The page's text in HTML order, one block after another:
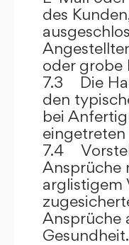
des
oder grobe
7.3 Die
den
bei
eingetreten
7.4
Ansprüche
arglistigem
Ansprüche
Gesundheit.